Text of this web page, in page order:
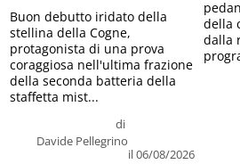
di
Davide Pellegrino
il 06/08/2026
Buon debutto iridato della
stellina della Cogne,
protagonista di una prova
coraggiosa nell'ultima frazione
della seconda batteria della
staffetta mist...
della
dalla